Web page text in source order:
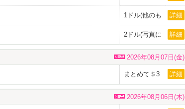
1ドル(他のも
詳細
2ドル(写真に
ドル)
詳細
2026年08月07日(金)
まとめて＄3 詳細
2026年08月06日(木)